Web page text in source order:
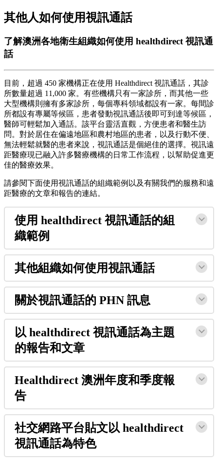
其他人如何使用視訊通話
了解澳洲各地衛生組織如何使用 healthdirect 視訊通
話
目 前 ， 超過 450 家機構正在使用 Healthdirect 視訊通話 ， 其診
所數量超過 11 ,000 家。 有些機構只有一家診所 ， 而其他一些
大型機構則 擁有多家診所 ， 每個專科領域都設有一家。 每間診
所都設有專屬等候區 ， 患者發動視訊通話後即可到 達等候區 ，
醫師可輕鬆加 入通話。 該平台靈活直觀 ， 方便患者和醫生訪
問 。 對於居住在偏遠地區和農村地區的患者 ， 以 及行動不便
無法輕鬆就醫的患者來說 ， 視訊通話是個絕佳的選擇。 視訊遠
距醫療現已融 入許多醫療機構的 日 常工作流程 ， 以幫助促進更
佳的醫療效果。
請參閱下面使用視訊通話的組織範例 以 及有關我們的服務和遠
距醫療的文章和報告的連結。
使用 healthdirect 視訊通話的組
織範例
其他組織如何使用視訊通話
關於視訊通話的 PHN 訊息
以 healthdirect 視訊通話為主題
的報告和文章
Healthdirect 澳洲年度和季度報
告
社交網路平台貼文以 healthdirect
視訊通話為特色